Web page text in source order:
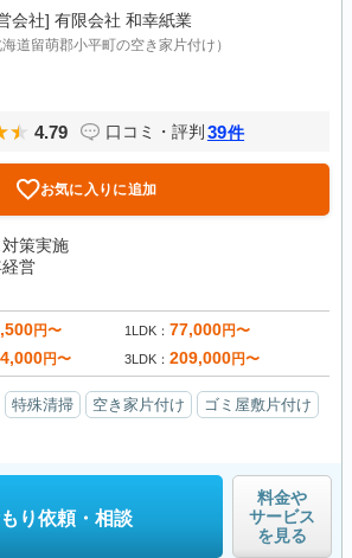
会社] 有限会社 和幸紙業
海道留萌郡小平町の空き家片付け）
4.79 口コミ・評判 39件
お気に入りに追加
策実施
営
円〜 1LDK 77,000円〜
円〜 3LDK 209,000円〜
特殊清掃 空き家片付け
ゴミ屋敷片付け
り依頼・相談
料金や
サービス
を見る